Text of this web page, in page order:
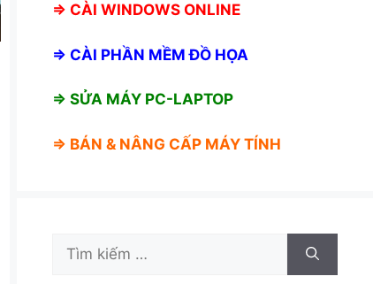
⇒ CÀI WINDOWS ONLINE
⇒ CÀI PHẦN MỀM ĐỒ HỌA
⇒ SỬA MÁY PC-LAPTOP
⇒ BÁN & NÂNG CẤP MÁY TÍNH
Tìm
kiếm